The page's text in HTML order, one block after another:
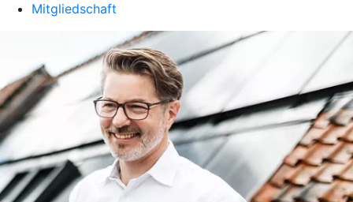
Mitgliedschaft